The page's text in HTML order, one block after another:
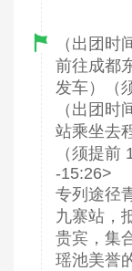
（出团
前往成都
发车）（
（出团
站乘坐去
（须提
-15:26>
专列途径
九寨站，
贵宾，集
瑶池美誉